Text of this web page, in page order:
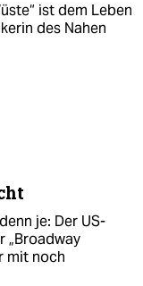
ist dem Leben
des Nahen
je: Der US-
„Broadway
mit noch